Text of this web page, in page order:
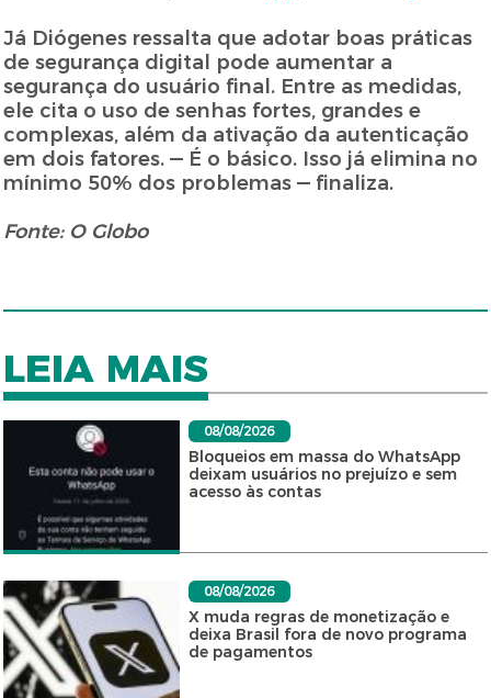
Já Diógenes ressalta que adotar boas práticas
de segurança digital pode aumentar a
segurança do usuário final. Entre as medidas,
ele cita o uso de senhas fortes, grandes e
complexas, além da ativação da autenticação
em dois fatores. — É o básico. Isso já elimina no
mínimo 50% dos problemas — finaliza.
Fonte: O Globo
LEIA MAIS
08/08/2026
Bloqueios em massa do WhatsApp
deixam usuários no prejuízo e sem
acesso às contas
08/08/2026
X muda regras de monetização e
deixa Brasil fora de novo programa
de pagamentos